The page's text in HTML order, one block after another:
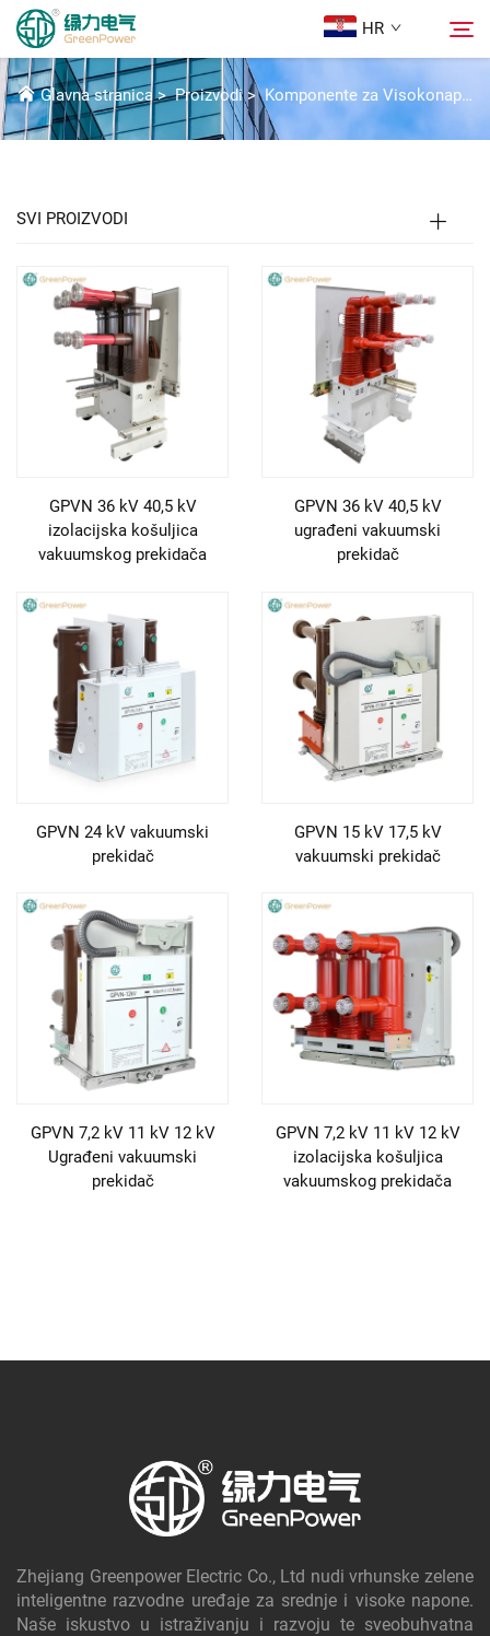
HR
Proizvodi
Rješenja
Preuzmi
Kontaktiraj nas
VAKUUMSKI PREKIDAC
Glavna stranica>Proizvodi>Komponente za Visokonaponske Električne Uredaje
SVI PROIZVODI
GPVN 36 kV 40,5 kV
izolacijska košuljica
vakuumskog prekidača
GPVN 36 kV 40,5 kV
ugrađeni vakuumski
prekidač
GPVN 24 kV vakuumski
prekidač
GPVN 15 kV 17,5 kV
vakuumski prekidač
GPVN 7,2 kV 11 kV 12 kV
Ugrađeni vakuumski
prekidač
GPVN 7,2 kV 11 kV 12 kV
izolacijska košuljica
vakuumskog prekidača
Zhejiang Greenpower Electric Co., Ltd nudi vrhunske zelene
inteligentne razvodne uređaje za srednje i visoke napone.
Naše iskustvo u istraživanju i razvoju te sveobuhvatna